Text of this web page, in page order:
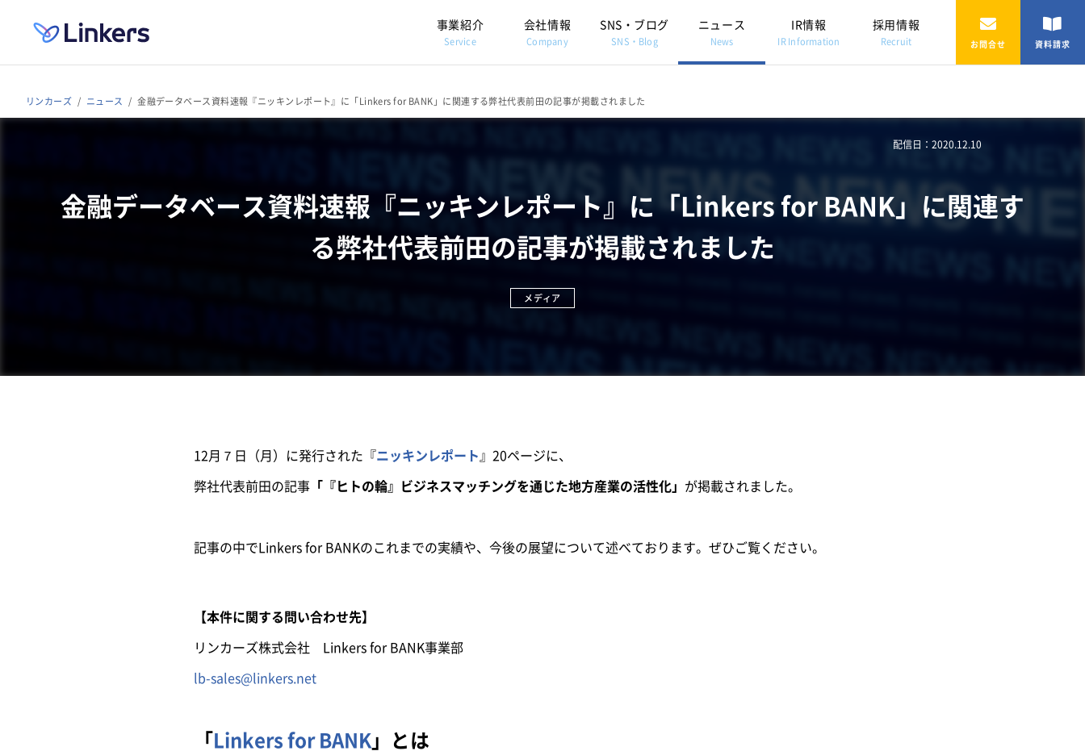
事業紹介
Service
会社情報
Company
SNS・ブログ
SNS・Blog
ニュース
News
IR情報
IR Information
採用情報
Recruit お問合せ 資料請求
リンカーズ ニュース 金融データベース資料速報『ニッキンレポート』に「Linkers for BANK」に関連する弊社代表前田の記事が掲載されました
配信日：2020.12.10
金融データベース資料速報『ニッキンレポート』に「Linkers for BANK」に関連す
る弊社代表前田の記事が掲載されました
メディア
12月７日（月）に発行された『ニッキンレポート 』20ページに、
弊社代表前田の記事 「『ヒトの輪』ビジネスマッチングを通じた地方産業の活性化」 が掲載されました。
記事の中でLinkers for BANKのこれまでの実績や、今後の展望について述べております。ぜひご覧ください。
【本件に関する問い合わせ先】
リンカーズ株式会社 Linkers for BANK事業部
lb-sales@linkers.net
「 Linkers for BANK 」とは